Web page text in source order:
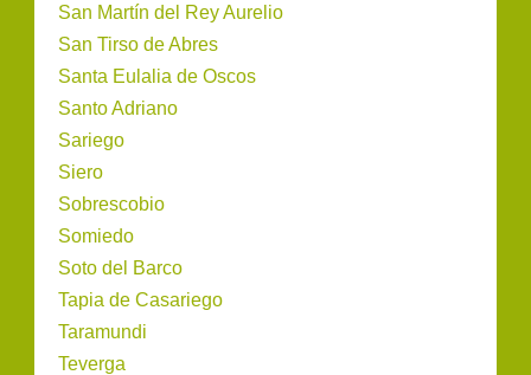
San Martín del Rey Aurelio
San Tirso de Abres
Santa Eulalia de Oscos
Santo Adriano
Sariego
Siero
Sobrescobio
Somiedo
Soto del Barco
Tapia de Casariego
Taramundi
Teverga